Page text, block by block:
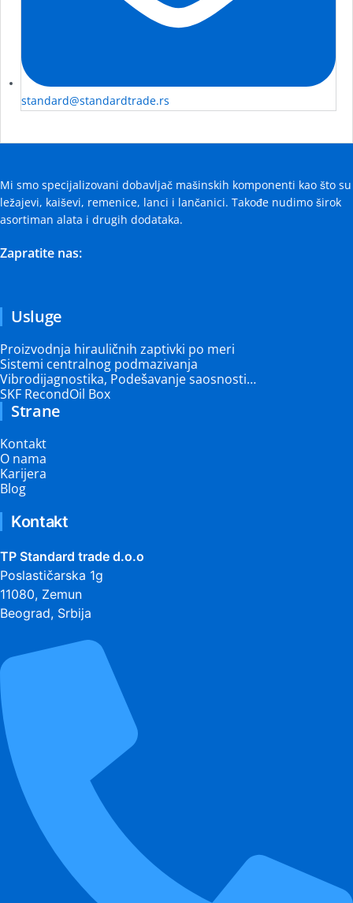
standard@standardtrade.rs
Mi smo specijalizovani dobavljač mašinskih komponenti kao što su
ležajevi, kaiševi, remenice, lanci i lančanici. Takođe nudimo širok
asortiman alata i drugih dodataka.
Zapratite nas:
Usluge
Proizvodnja hirauličnih zaptivki po meri
Sistemi centralnog podmazivanja
Vibrodijagnostika, Podešavanje saosnosti…
SKF RecondOil Box
Strane
Kontakt
O nama
Karijera
Blog
Kontakt
TP Standard trade d.o.o
Poslastičarska 1g
11080, Zemun
Beograd, Srbija